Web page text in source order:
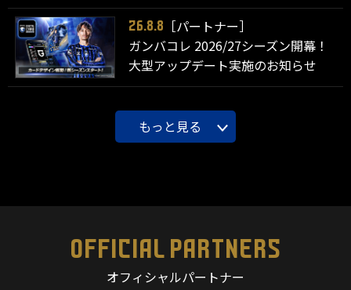
26.8.8
［パートナー］
ガンバコレ 2026/27シーズン開幕！
大型アップデート実施のお知らせ
もっと見る
OFFICIAL PARTNERS
オフィシャルパートナー